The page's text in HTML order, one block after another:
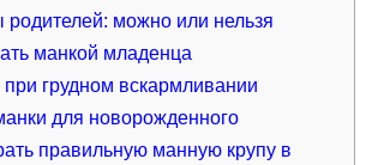
можно или нельзя
манкой младенца
грудном вскармливании
для новорожденного
правильную манную крупу в